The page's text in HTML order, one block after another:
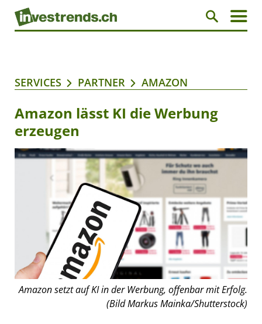
SERVICES PARTNER AMAZON
Amazon lässt KI die Werbung
erzeugen
Amazon setzt auf KI in der Werbung, offenbar mit Erfolg.
(Bild Markus Mainka/Shutterstock)